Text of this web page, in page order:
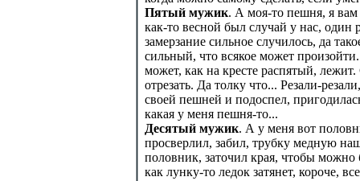
Пятый мужик. А моя-то пешня, я вам
как-то весной был случай у нас, один
замерзание сильное случилось, да
сильный, что всякое может
может, как на кресте распятый,
отрезать. Да толку что... Резали-
своей пешней и подоспел,
какая у меня пешня-то...
Десятый мужик. А у меня вот
просверлил, забил, трубку медную
половник, заточил края, чтобы можно
как лунку-то ледок затянет, короче,